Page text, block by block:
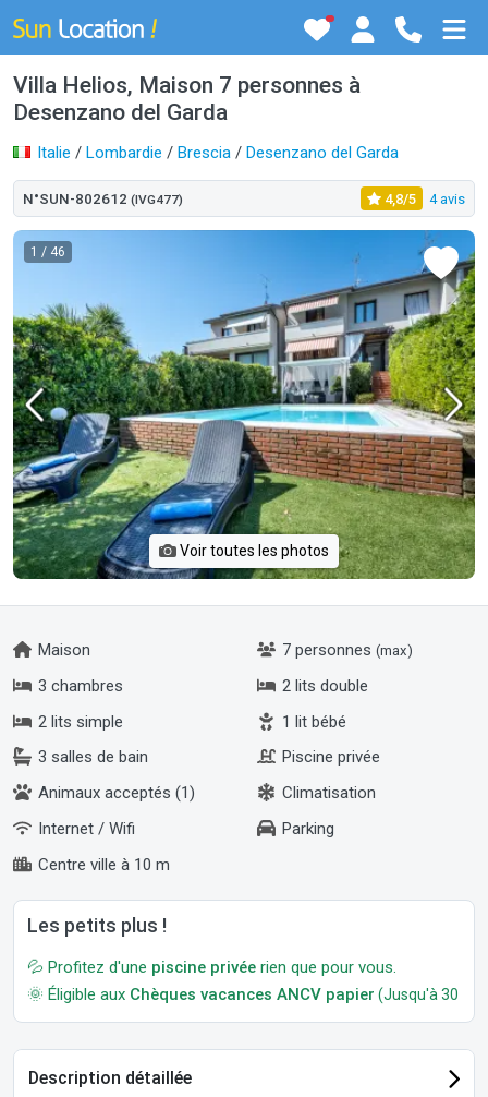
Villa Helios, Maison 7 personnes à
Desenzano del Garda
Italie / Lombardie / Brescia / Desenzano del Garda
N°SUN-802612 (IVG477) 4,8/5 4 avis
1 / 46
Voir toutes les photos
Maison 7 personnes (max)
3 chambres
2 lits double
2 lits simple
1 lit bébé
3 salles de bain
Piscine privée
Animaux acceptés (1)
Climatisation
Internet / Wifi
Parking
Centre ville à 10 m
Les petits plus !
💦 Profitez d'une piscine privée rien que pour vous.
🌞 Éligible aux Chèques vacances ANCV papier (Jusqu'à 30
Description détaillée